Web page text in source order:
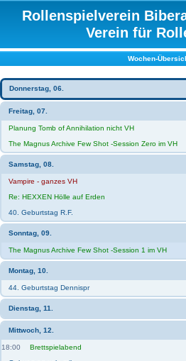
Rollenspielverein
Verein für
Wochen-
Donnerstag, 06.
Freitag, 07.
Planung Tomb of Annihilation nicht VH
The Magnus Archive Few Shot -Session Zero im VH
Samstag, 08.
Vampire - ganzes VH
Re: HEXXEN Hölle auf Erden
40. Geburtstag R.F.
Sonntag, 09.
The Magnus Archive Few Shot -Session 1 im VH
Montag, 10.
44. Geburtstag Dennispr
Dienstag, 11.
Mittwoch, 12.
18:00
Brettspielabend